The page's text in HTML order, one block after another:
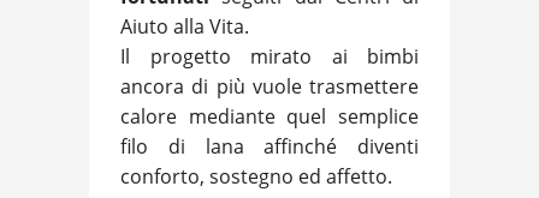
Aiuto alla Vita.
Il progetto mirato ai bimbi
ancora di più vuole trasmettere
calore mediante quel semplice
filo di lana affinché diventi
conforto, sostegno ed affetto.